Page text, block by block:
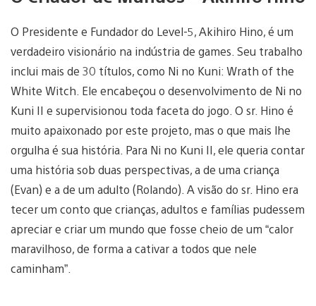
O Presidente e Fundador do Level-5, Akihiro Hino, é um
verdadeiro visionário na indústria de games. Seu trabalho
inclui mais de 30 títulos, como Ni no Kuni: Wrath of the
White Witch. Ele encabeçou o desenvolvimento de Ni no
Kuni II e supervisionou toda faceta do jogo. O sr. Hino é
muito apaixonado por este projeto, mas o que mais lhe
orgulha é sua história. Para Ni no Kuni II, ele queria contar
uma história sob duas perspectivas, a de uma criança
(Evan) e a de um adulto (Rolando). A visão do sr. Hino era
tecer um conto que crianças, adultos e famílias pudessem
apreciar e criar um mundo que fosse cheio de um “calor
maravilhoso, de forma a cativar a todos que nele
caminham”.